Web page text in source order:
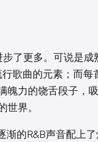
了更多。可说是成
歌曲的元素；而每
魄力的饶舌段子，
界。
的R&B声音配上